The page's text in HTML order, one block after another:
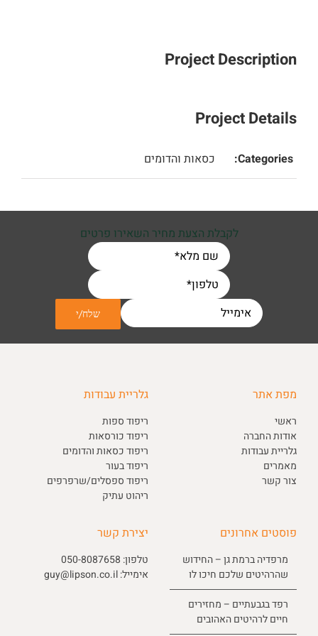
Project Description
Project Details
Categories: כסאות והדומים
לקבלת הצעת מחיר השאירו פרטים
מפת אתר
ראשי
אודות החברה
גלריית עבודות
מאמרים
צור קשר
גלריית עבודות
ריפוד ספות
ריפוד כורסאות
ריפוד כסאות והדומים
ריפוד בעור
ריפוד ספסלים/שרפרפים
ריהוט עתיק
פוסטים אחרונים
מרפדיה ברמת גן – החידוש
שהרהיטים שלכם חיכו לו
רפד בגבעתיים – מחזירים
חיים לרהיטים האהובים
יצירת קשר
טלפון: 050-8087658
אימייל:guy@lipson.co.il